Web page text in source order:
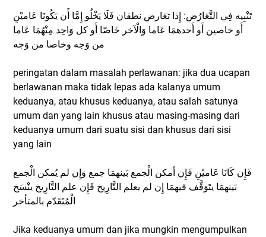
تَنْبِيه فِي التَّعَارُض: إِذا تعَارض نطقان فَلَا يَخْلُو إِمَّا أَن يَكُونَا عَاميْنِ
أَو خاصين أَو أَحدهمَا عَاما وَالْآخر خَاصّا أَو كل وَاحِد مِنْهُمَا عَاما
من وَجه وخاصا من وَجه
peringatan dalam masalah perlawanan: jika dua ucapan
berlawanan maka tidak lepas ada kalanya umum
keduanya, atau khusus keduanya, atau salah satunya
umum dan yang lain khusus atau masing-masing dari
keduanya umum dari suatu sisi dan khusus dari sisi
yang lain
فَإِن كَانَا عَاميْنِ فَإِن أمكن الْجمع بَينهمَا جمع وَإِن لم يُمكن الْجمع
بَينهمَا يتَوَقَّف فيهمَا إِن لم يعلم التَّارِيخ فَإِن علم التَّارِيخ ينْسَخ
الْمُتَقَدّم بالمتأخر
Jika keduanya umum dan jika mungkin mengumpulkan